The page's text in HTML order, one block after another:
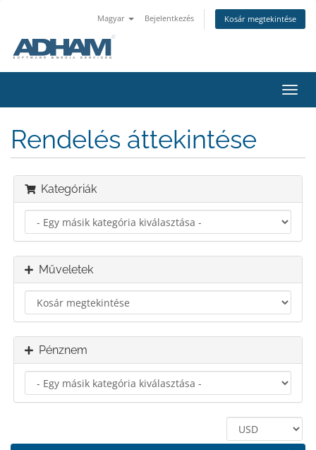
Magyar Bejelentkezés Kosár megtekintése
a
Rendelés áttekintése
Kategóriák
Műveletek
Pénznem